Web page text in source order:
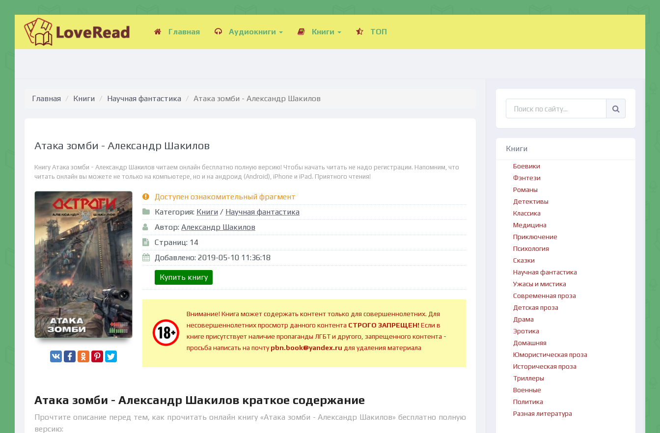
Главная Аудиокниги Книги ТОП
Главная Книги Научная фантастика Атака зомби - Александр Шакилов
Атака зомби - Александр Шакилов
Книгу Атака зомби - Александр Шакилов читаем онлайн бесплатно полную версию! Чтобы начать читать не надо регистрации. Напомним, что
читать онлайн вы можете не только на компьютере, но и на андроид (Android), iPhone и iPad. Приятного чтения!
Доступен ознакомительный фрагмент
Категория: Книги / Научная фантастика
Автор: Александр Шакилов
Страниц: 14
Добавлено: 2019-05-10 11:36:18
Купить книгу
Внимание! Книга может содержать контент только для совершеннолетних. Для
несовершеннолетних просмотр данного контента СТРОГО ЗАПРЕЩЕН!Если в
книге присутствует наличие пропаганды ЛГБТ и другого, запрещенного контента -
просьба написать на почтуpbn.book@yandex.ru для удаления материала
Атака зомби - Александр Шакилов краткое содержание
Прочтите описание перед тем, как прочитать онлайн книгу «Атака зомби - Александр Шакилов» бесплатно полную
версию:
Книги
Боевики
Фэнтези
Романы
Детективы
Классика
Медицина
Приключение
Психология
Сказки
Научная фантастика
Ужасы и мистика
Современная проза
Детская проза
Драма
Эротика
Домашняя
Юмористическая проза
Историческая проза
Триллеры
Военные
Политика
Разная литература